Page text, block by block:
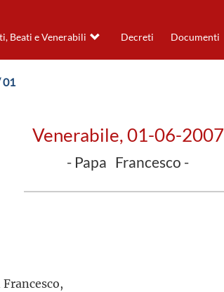
Beati e Venerabili Decreti Documenti
01
Venerabile, 01-06-2007
- Papa Francesco -